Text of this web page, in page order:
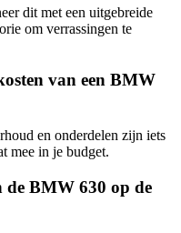
dit met een uitgebreide
om verrassingen te
van een BMW
en onderdelen zijn iets
mee in je budget.
BMW 630 op de